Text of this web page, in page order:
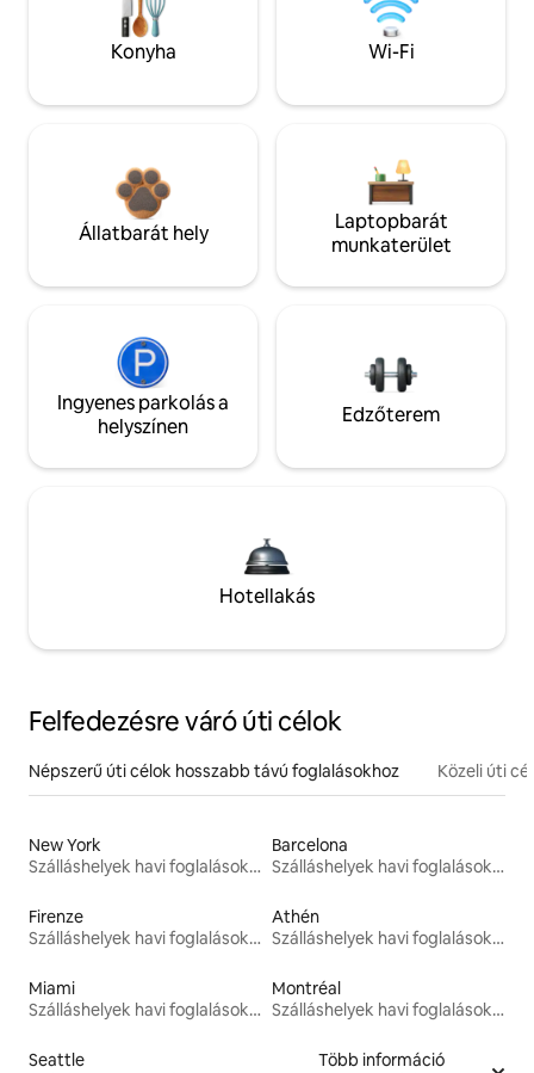
Konyha Wi-Fi
Állatbarát hely
Laptopbarát
munkaterület
Ingyenes parkolás a
helyszínen
Edzőterem
Hotellakás
Felfedezésre váró úti célok
Népszerű úti célok hosszabb távú foglalásokhoz Közeli úti
New York
Szálláshelyek havi foglalásokhoz
Barcelona
Szálláshelyek havi foglalásokhoz
Firenze
Szálláshelyek havi foglalásokhoz
Athén
Szálláshelyek havi foglalásokhoz
Miami
Szálláshelyek havi foglalásokhoz
Montréal
Szálláshelyek havi foglalásokhoz
Seattle
Több információ